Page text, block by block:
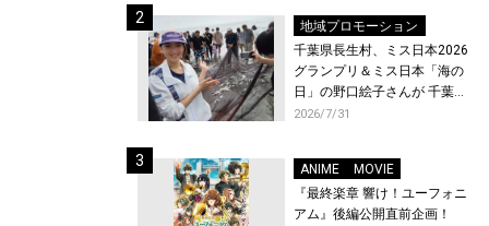
地域プロモーション
千葉県長生村、ミス日本2026
グランプリ＆ミス日本「海の
日」の野口絵子さんが 千葉県
唯一の村・長生村で地引網を
2026/7/31
ANIME
MOVIE
『最終楽章 響け！ユーフォニ
アム』後編公開直前企画！